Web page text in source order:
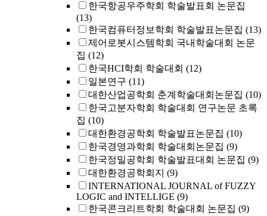
한국항공우주학회 학술발표회 논문집
(13)
한국컴퓨터정보학회 학술발표논문집 (13)
제어로봇시스템학회 국내학술대회 논문
집 (12)
한국HCI학회 학술대회 (12)
일본연구 (11)
대한산업공학회 춘계학술대회논문집 (10)
한국고분자학회 학술대회 연구논문 초록
집 (10)
대한환경공학회 학술발표논문집 (10)
한국경영과학회 학술대회논문집 (9)
한국정밀공학회 학술발표대회 논문집 (9)
대한환경공학회지 (9)
INTERNATIONAL JOURNAL of FUZZY
LOGIC and INTELLIGE (9)
한국콘크리트학회 학술대회 논문집 (9)